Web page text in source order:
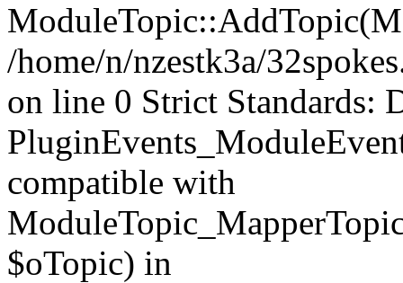
/home/n/nzestk3a/
on line 0 Strict Standards:
compatible with
$oTopic) in